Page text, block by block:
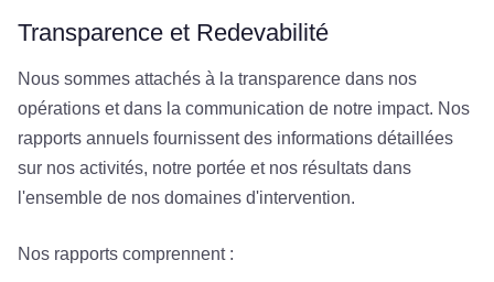
Transparence et Redevabilité
Nous sommes attachés à la transparence dans nos
opérations et dans la communication de notre impact. Nos
rapports annuels fournissent des informations détaillées
sur nos activités, notre portée et nos résultats dans
l'ensemble de nos domaines d'intervention.
Nos rapports comprennent :